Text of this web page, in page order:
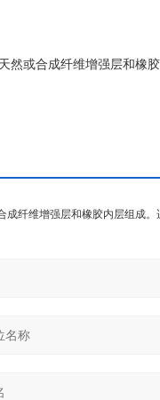
然或合成纤维增强层和橡
纤维增强层和橡胶内层组成